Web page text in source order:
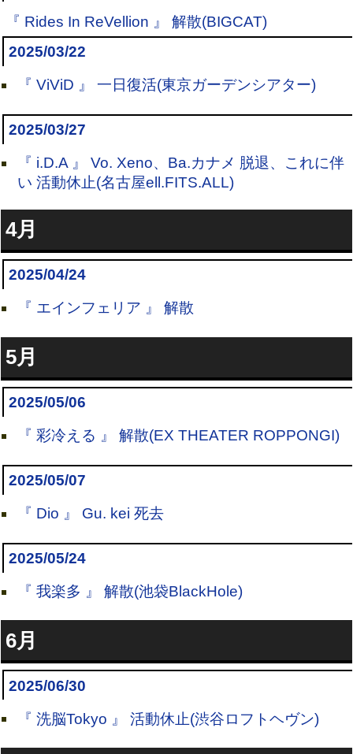
『 Rides In ReVellion 』 解散(BIGCAT)
2025/03/22
『 ViViD 』 一日復活(東京ガーデンシアター)
2025/03/27
『 i.D.A 』 Vo. Xeno、Ba.カナメ 脱退、これに伴
い 活動休止(名古屋ell.FITS.ALL)
4月
2025/04/24
『 エインフェリア 』 解散
5月
2025/05/06
『 彩冷える 』 解散(EX THEATER ROPPONGI)
2025/05/07
『 Dio 』 Gu. kei 死去
2025/05/24
『 我楽多 』 解散(池袋BlackHole)
6月
2025/06/30
『 洗脳Tokyo 』 活動休止(渋谷ロフトヘヴン)